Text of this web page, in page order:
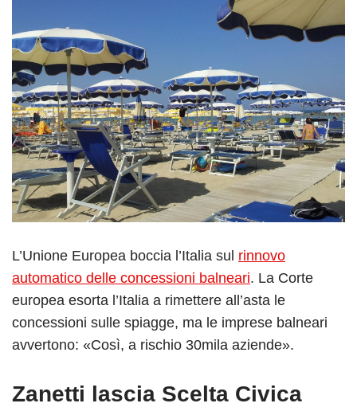
L’Unione Europea boccia l’Italia sul rinnovo
automatico delle concessioni balneari. La Corte
europea esorta l’Italia a rimettere all’asta le
concessioni sulle spiagge, ma le imprese balneari
avvertono: «Così, a rischio 30mila aziende».
Zanetti lascia Scelta Civica